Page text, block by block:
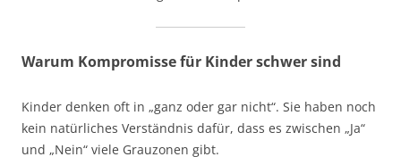
Warum Kompromisse für Kinder schwer sind
Kinder denken oft in „ganz oder gar nicht“. Sie haben noch
kein natürliches Verständnis dafür, dass es zwischen „Ja“
und „Nein“ viele Grauzonen gibt.